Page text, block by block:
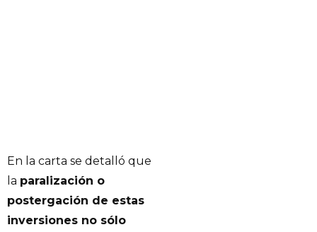
En la carta se detalló que
la paralización o
postergación de estas
inversiones no sólo